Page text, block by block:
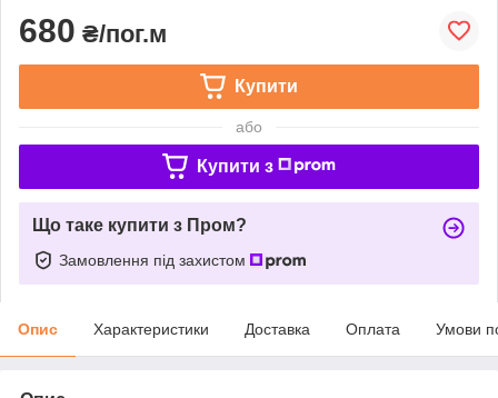
680 ₴/пог.м
Купити
або
Купити з
Що таке купити з Пром?
Замовлення під захистом
Опис Характеристики Доставка Оплата Умови